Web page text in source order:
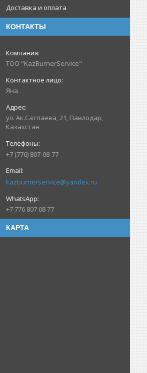
Доставка и оплата
КОНТАКТЫ
ТОО "KazBurnerService"
Яна
ул. Ак.Сатпаева, 21, Павлодар,
Казахстан
+7 (776) 807-08-77
kazburnerservice@yandex.ru
+7 776 807 08 77
КАРТА